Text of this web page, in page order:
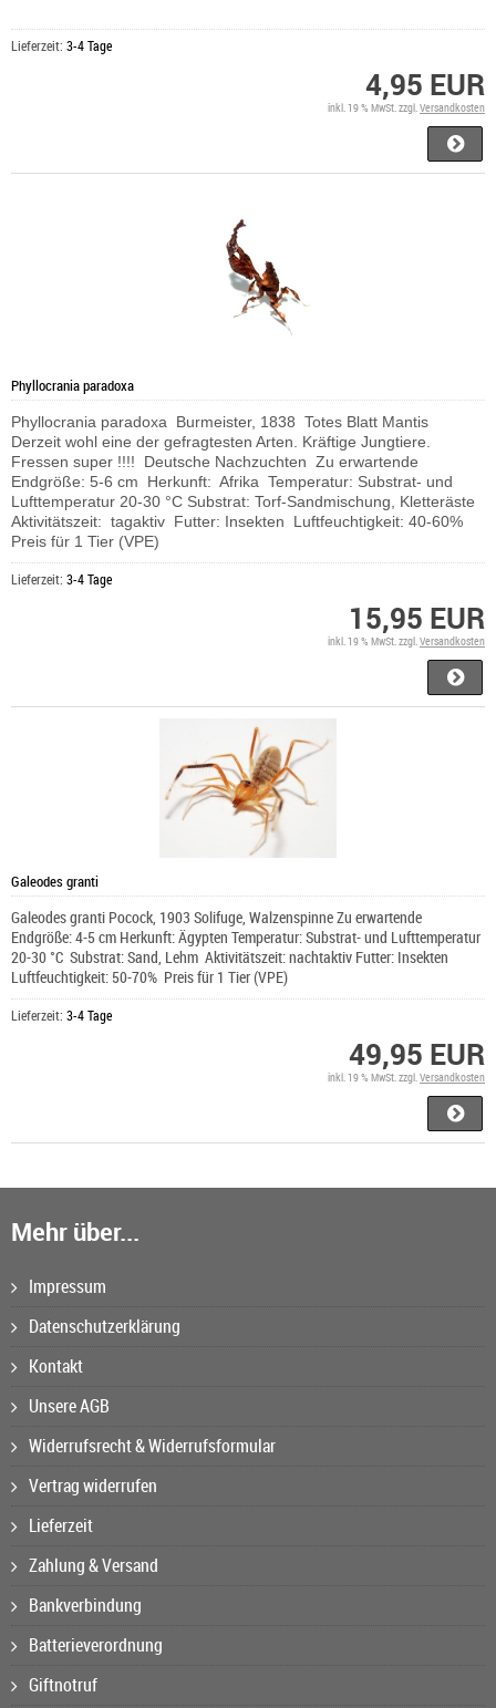
Lieferzeit: 3-4 Tage
4,95 EUR
inkl. 19 % MwSt. zzgl.Versandkosten
Phyllocrania paradoxa
Phyllocrania paradoxa Burmeister, 1838 Totes Blatt Mantis
Derzeit wohl eine der gefragtesten Arten. Kräftige Jungtiere.
Fressen super !!!! Deutsche Nachzuchten Zu erwartende
Endgröße: 5-6 cm Herkunft: Afrika Temperatur: Substrat- und
Lufttemperatur 20-30 °C Substrat: Torf-Sandmischung, Kletteräste
Aktivitätszeit: tagaktiv Futter: Insekten Luftfeuchtigkeit: 40-60%
Preis für 1 Tier (VPE)
Lieferzeit: 3-4 Tage
15,95 EUR
inkl. 19 % MwSt. zzgl.Versandkosten
Galeodes granti
Galeodes granti Pocock, 1903 Solifuge, Walzenspinne Zu erwartende
Endgröße: 4-5 cm Herkunft: Ägypten Temperatur: Substrat- und Lufttemperatur
20-30 °C Substrat: Sand, Lehm Aktivitätszeit: nachtaktiv Futter: Insekten
Luftfeuchtigkeit: 50-70% Preis für 1 Tier (VPE)
Lieferzeit: 3-4 Tage
49,95 EUR
inkl. 19 % MwSt. zzgl. Versandkosten
Mehr über...
Impressum
Datenschutzerklärung
Kontakt
Unsere AGB
Widerrufsrecht & Widerrufsformular
Vertrag widerrufen
Lieferzeit
Zahlung & Versand
Bankverbindung
Batterieverordnung
Giftnotruf